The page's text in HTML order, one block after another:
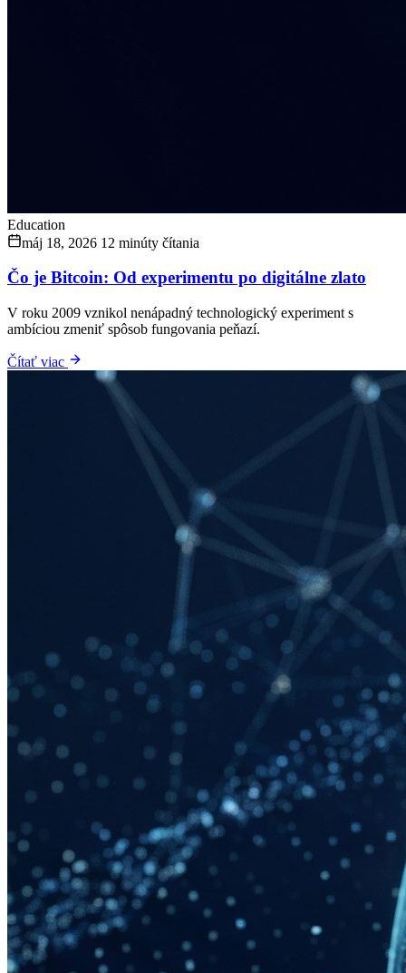
Education
máj 18, 2026 12 minúty čítania
Čo je Bitcoin: Od experimentu po digitálne zlato
V roku 2009 vznikol nenápadný technologický experiment s
ambíciou zmeniť spôsob fungovania peňazí.
Čítať viac